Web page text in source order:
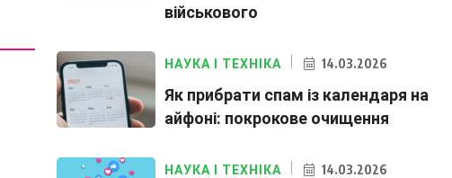
військового
НАУКА І ТЕХНІКА 14.03.2026
Як прибрати спам із календаря на
айфоні: покрокове очищення
НАУКА І ТЕХНІКА 14.03.2026